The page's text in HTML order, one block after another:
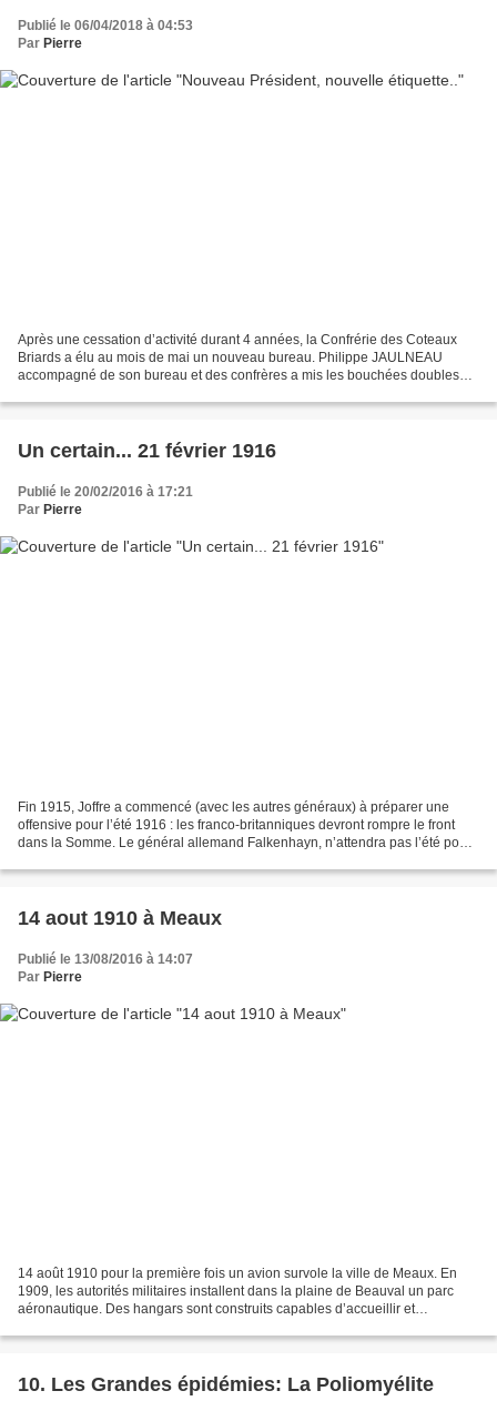
Publié le 06/04/2018 à 04:53
Par Pierre
Après une cessation d’activité durant 4 années, la Confrérie des Coteaux
Briards a élu au mois de mai un nouveau bureau. Philippe JAULNEAU
accompagné de son bureau et des confrères a mis les bouchées doubles
Un certain... 21 février 1916
Publié le 20/02/2016 à 17:21
Par Pierre
Fin 1915, Joffre a commencé (avec les autres généraux) à préparer une
offensive pour l’été 1916 : les franco-britanniques devront rompre le front
dans la Somme. Le général allemand Falkenhayn, n’attendra pas l’été pour
14 aout 1910 à Meaux
Publié le 13/08/2016 à 14:07
Par Pierre
14 août 1910 pour la première fois un avion survole la ville de Meaux. En
1909, les autorités militaires installent dans la plaine de Beauval un parc
aéronautique. Des hangars sont construits capables d’accueillir et
10. Les Grandes épidémies: La Poliomyélite